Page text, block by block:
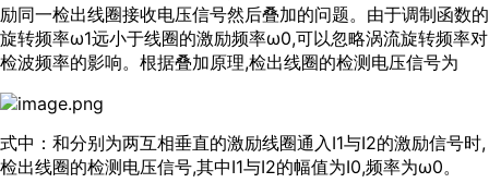
励同一检出线圈接收电压信号然后叠加的问题。由于调制函数的
旋转频率ω1远小于线圈的激励频率ω0,可以忽略涡流旋转频率对
检波频率的影响。根据叠加原理,检出线圈的检测电压信号为
式中：和分别为两互相垂直的激励线圈通入I1与I2的激励信号时,
检出线圈的检测电压信号,其中I1与I2的幅值为I0,频率为ω0。